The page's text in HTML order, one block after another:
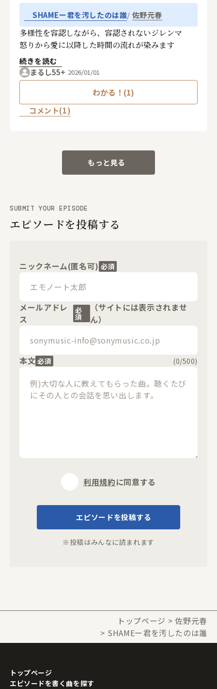
SHAMEー君を汚したのは誰 佐野元春
多様性を容認しながら、容認されないジレンマ
怒りから愛に以降した時間の流れが染みます
続きを読む
まるし55+ 2026/01/01
わかる！(1)
コメント(1)
もっと見る
SUBMIT YOUR EPISODE
エピソードを投稿する
ニックネーム(匿名可) 必須
メールアドレ
ス
必
須
（サイトには表示されませ
ん）
本文 必須 (0/500)
利用規約に同意する
エピソードを投稿する
※投稿はみんなに読まれます
トップページ
佐野元春
SHAMEー君を汚したのは誰
トップページ
エピソードを書く曲を探す